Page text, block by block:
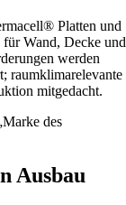
Platten und
für Wand, Decke und
werden
raumklimarelevante
mitgedacht.
des
Ausbau